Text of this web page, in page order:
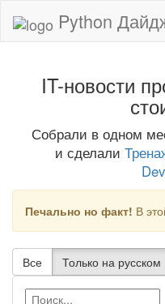
Python
IT-новости
Собрали в одном
и сделали
Печально но факт! В
Все Только на русском